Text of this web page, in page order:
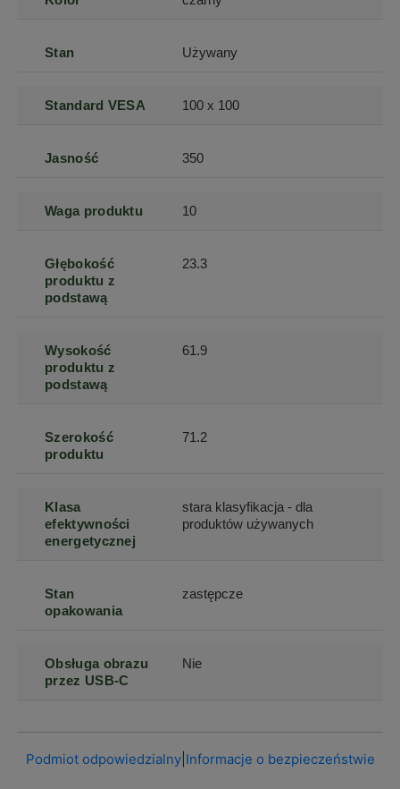
Stan Używany
Standard VESA 100 x 100
Jasność 350
Waga produktu 10
Głębokość
produktu z
podstawą
23.3
Wysokość
produktu z
podstawą
61.9
Szerokość
produktu
71.2
Klasa
efektywności
energetycznej
stara klasyfikacja - dla
produktów używanych
Stan
opakowania
zastępcze
Obsługa obrazu
przez USB-C
Nie
Podmiot odpowiedzialny| Informacje o bezpieczeństwie